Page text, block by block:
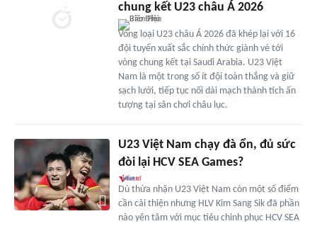
chung kết U23 châu Á 2026
Vòng loại U23 châu Á 2026 đã khép lại với 16
đội tuyển xuất sắc chính thức giành vé tới
vòng chung kết tại Saudi Arabia. U23 Việt
Nam là một trong số ít đội toàn thắng và giữ
sạch lưới, tiếp tục nối dài mạch thành tích ấn
tượng tại sân chơi châu lục.
U23 Việt Nam chạy đà ổn, đủ sức
đòi lại HCV SEA Games?
Dù thừa nhận U23 Việt Nam còn một số điểm
cần cải thiện nhưng HLV Kim Sang Sik đã phần
nào yên tâm với mục tiêu chinh phục HCV SEA